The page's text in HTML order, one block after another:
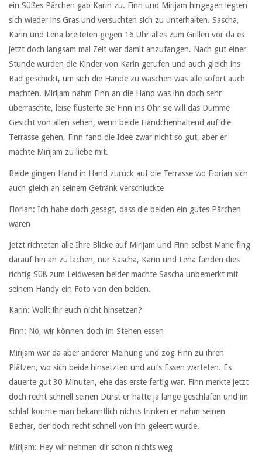
ein Süßes Pärchen gab Karin zu. Finn und Mirijam hingegen legten
sich wieder ins Gras und versuchten sich zu unterhalten. Sascha,
Karin und Lena breiteten gegen 16 Uhr alles zum Grillen vor da es
jetzt doch langsam mal Zeit war damit anzufangen. Nach gut einer
Stunde wurden die Kinder von Karin gerufen und auch gleich ins
Bad geschickt, um sich die Hände zu waschen was alle sofort auch
machten. Mirijam nahm Finn an die Hand was ihn doch sehr
überraschte, leise flüsterte sie Finn ins Ohr sie will das Dumme
Gesicht von allen sehen, wenn beide Händchenhaltend auf die
Terrasse gehen, Finn fand die Idee zwar nicht so gut, aber er
machte Mirijam zu liebe mit.
Beide gingen Hand in Hand zurück auf die Terrasse wo Florian sich
auch gleich an seinem Getränk verschluckte
Florian: Ich habe doch gesagt, dass die beiden ein gutes Pärchen
wären
Jetzt richteten alle Ihre Blicke auf Mirijam und Finn selbst Marie fing
darauf hin an zu lachen, nur Sascha, Karin und Lena fanden dies
richtig Süß zum Leidwesen beider machte Sascha unbemerkt mit
seinem Handy ein Foto von den beiden.
Karin: Wollt ihr euch nicht hinsetzen?
Finn: Nö, wir können doch im Stehen essen
Mirijam war da aber anderer Meinung und zog Finn zu ihren
Plätzen, wo sich beide hinsetzten und aufs Essen warteten. Es
dauerte gut 30 Minuten, ehe das erste fertig war. Finn merkte jetzt
doch recht schnell seinen Durst er hatte ja lange geschlafen und im
schlaf konnte man bekanntlich nichts trinken er nahm seinen
Becher, der doch recht schnell von ihn geleert wurde.
Mirijam: Hey wir nehmen dir schon nichts weg